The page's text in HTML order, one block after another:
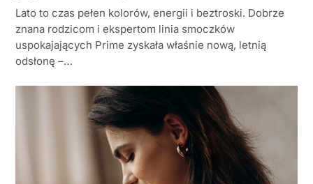
Lato to czas pełen kolorów, energii i beztroski. Dobrze
znana rodzicom i ekspertom linia smoczków
uspokajających Prime zyskała właśnie nową, letnią
odsłonę –…